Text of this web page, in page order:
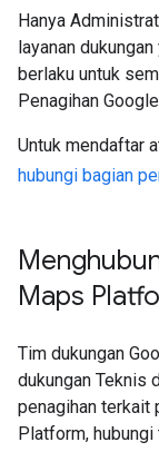
Hanya
layanan
berlaku untuk
Penagihan
Untuk mendaftar
hubungi bagian
Maps
Tim dukungan
dukungan Teknis
penagihan terkait
Platform,